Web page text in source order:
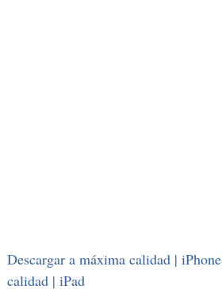
Descargar a máxima calidad | iPhone
calidad | iPad